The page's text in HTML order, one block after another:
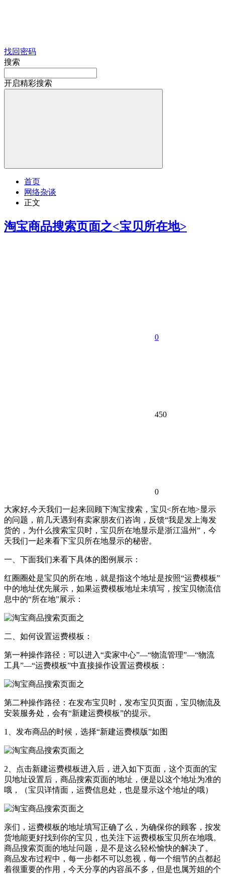
找回密码
搜索
开启精彩搜索
首页
网络杂谈
正文
淘宝商品搜索页面之<宝贝所在地>
0
450
0
大家好,今天我们一起来回顾下淘宝搜索，宝贝<所在地>显示
的问题，前几天遇到有卖家朋友们咨询，反馈“我是发上海发
货的，为什么搜索宝贝时，宝贝所在地显示是浙江温州”，今
天我们一起来看下宝贝所在地显示的秘密。
一、下面我们来看下具体的图例展示：
红圈圈处是宝贝的所在地，就是指这个地址是按照“运费模板”
中的地址优先展示，如果运费模板地址未填写，按宝贝物流信
息中的“所在地”展示：
二、如何设置运费模板：
第一种操作路径：可以进入“卖家中心”—“物流管理”—“物流
工具”—“运费模板”中直接操作设置运费模板：
第二种操作路径：在发布宝贝时，发布宝贝页面，宝贝物流及
安装服务处，会有“新建运费模板”的提示。
1、发布商品的时候，选择“新建运费模版”如图
2、点击新建运费模板进入后，进入如下页面，这个页面的宝
贝地址设置后，商品搜索页面的地址，便是以这个地址为准的
哦，（宝贝详情面，运费信息处，也是显示这个地址的哦）
亲们，运费模板的地址填写正确了么，为确保你的顾客，按发
货地能更好找到你的宝贝，也关注下运费模板宝贝所在地哦。
商品搜索页面的地址问题，是不是这么轻松愉快的解决了。
商品发布过程中，每一步都不可以忽视，每一个细节的点都起
着很重要的作用，今天分享的内容虽不多，但是也属芳姐的个